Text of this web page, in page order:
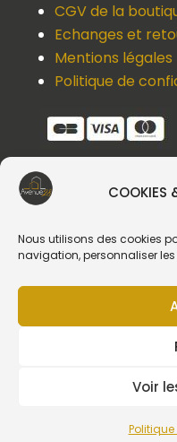
COOKIES
Nous utilisons des cookies
navigation, personnaliser
Voir
CGV de la
Echanges et
Mentions légales
Politique de
Une question, un
Contactez-nous !
Suivez-nous